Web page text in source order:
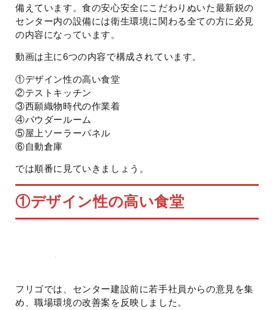
備えています。食の安心安全にこだわりぬいた最新鋭の
センター内の設備には衛生環境に関わる全ての方に必見
の内容になっています。
動画は主に6つの内容で構成されています。
①デザイン性の高い食堂
②テストキッチン
③西願織物時代の作業着
④パウダールーム
⑤屋上ソーラーパネル
⑥自動倉庫
では順番に見ていきましょう。
①デザイン性の高い食堂
フリゴでは、センター建設前に若手社員からの意見を集
め、職場環境の改善案を反映しました。